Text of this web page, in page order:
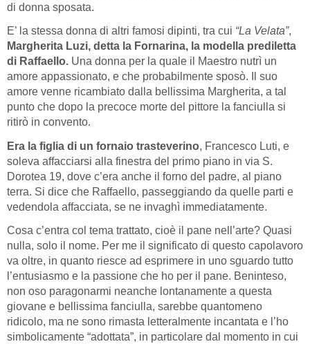
di donna sposata.
E’ la stessa donna di altri famosi dipinti, tra cui “La Velata”,
Margherita Luzi, detta la Fornarina, la modella prediletta
di Raffaello. Una donna per la quale il Maestro nutrì un
amore appassionato, e che probabilmente sposò. Il suo
amore venne ricambiato dalla bellissima Margherita, a tal
punto che dopo la precoce morte del pittore la fanciulla si
ritirò in convento.
Era la figlia di un fornaio trasteverino, Francesco Luti, e
soleva affacciarsi alla finestra del primo piano in via S.
Dorotea 19, dove c’era anche il forno del padre, al piano
terra. Si dice che Raffaello, passeggiando da quelle parti e
vedendola affacciata, se ne invaghì immediatamente.
Cosa c’entra col tema trattato, cioè il pane nell’arte? Quasi
nulla, solo il nome. Per me il significato di questo capolavoro
va oltre, in quanto riesce ad esprimere in uno sguardo tutto
l’entusiasmo e la passione che ho per il pane. Beninteso,
non oso paragonarmi neanche lontanamente a questa
giovane e bellissima fanciulla, sarebbe quantomeno
ridicolo, ma ne sono rimasta letteralmente incantata e l’ho
simbolicamente “adottata”, in particolare dal momento in cui